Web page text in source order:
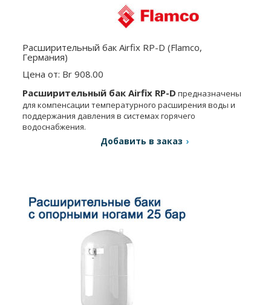
Расширительный бак Airfix RP-D (Flamco,
Германия)
Цена от: Br 908.00
Расширительный бак Airfix RP-D предна­значены
для компенсации температурного расширения воды и
под­держания давления в системах горячего
водоснабжения.
Добавить в заказ